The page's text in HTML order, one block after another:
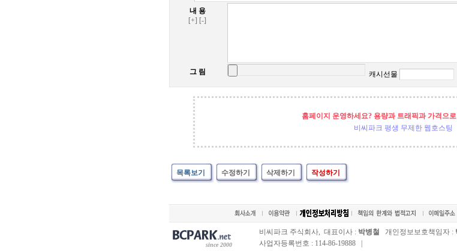
내 용
[+] [-]
그 림 캐시선물
홈페이지 운영하세요? 용량과 트래픽과 가격으
비씨파크 평생 무제한 웹호스팅
목록보기 수정하기 삭제하기 작성하기
since 2000
비씨파크 주식회사, 대표이사 : 박병철 개인정보보호책임자 :
사업자등록번호 : 114-86-19888 |